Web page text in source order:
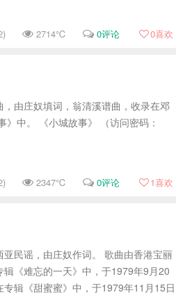
2714℃ 0评论 0喜欢
，由庄奴填词，翁清溪谱曲，收录在邓
中。 《小城故事》 （访问密码：
2347℃ 0评论 1喜欢
亚民谣，由庄奴作词。 歌曲由香港宝丽
《难忘的一天》中，于1979年9月20
辑《甜蜜蜜》中，于1979年11月15日